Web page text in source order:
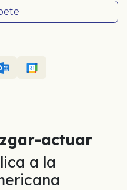
actuar
a la